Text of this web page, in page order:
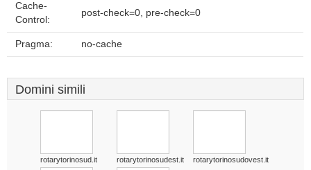
Cache-
Control:
post-check=0, pre-check=0
Pragma: no-cache
Domini simili
rotarytorinosud.it rotarytorinosudest.it rotarytorinosudovest.it